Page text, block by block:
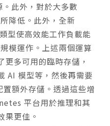
此外，對於大多數
降低。此外，全新
使高效能工作負載能
模運作。上述兩個運算
多可用的臨時存儲，
AI 模型等，然後再需要
額外存儲。透過這些增
平台用於推理和其
果更佳。